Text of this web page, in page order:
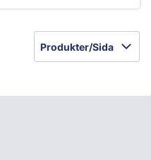
Produkter/Sida